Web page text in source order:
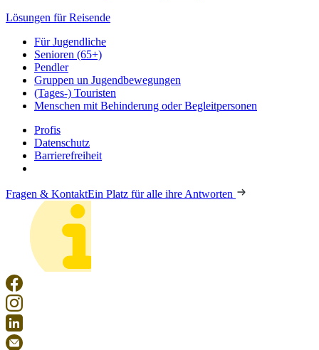
Lösungen für Reisende
Für Jugendliche
Senioren (65+)
Pendler
Gruppen un Jugendbewegungen
(Tages-) Touristen
Menschen mit Behinderung oder Begleitpersonen
Profis
Datenschutz
Barrierefreiheit
Fragen & KontaktEin Platz für alle ihre Antworten